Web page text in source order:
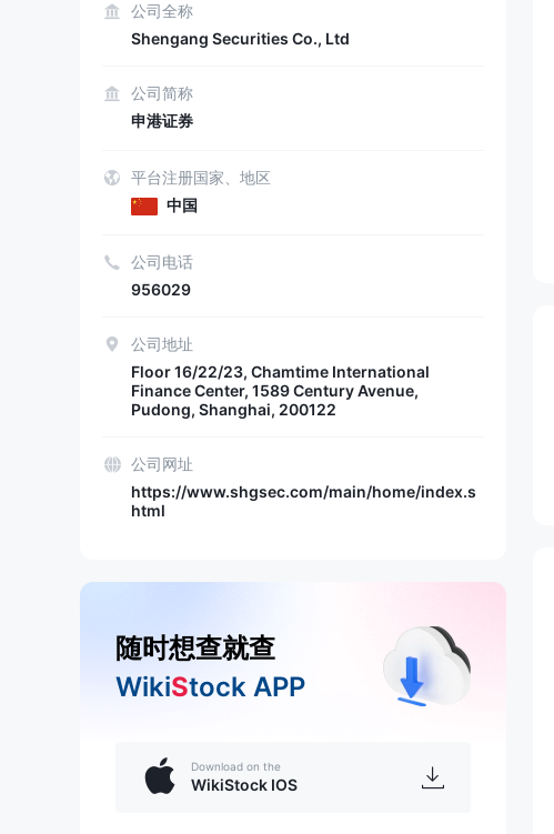
公司全称
Shengang Securities Co., Ltd
公司简称
申港证券
平台注册国家、地区
中国
公司电话
956029
公司地址
Floor 16/22/23, Chamtime International
Finance Center, 1589 Century Avenue,
Pudong, Shanghai, 200122
公司网址
https://www.shgsec.com/main/home/index.s
html
随时想查就查
WikiStock APP
Download on the
WikiStock IOS